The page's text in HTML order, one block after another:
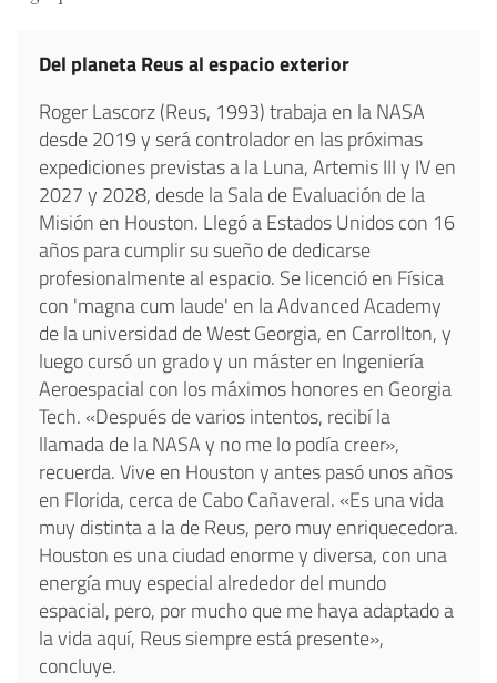
Del planeta Reus al espacio exterior
Roger Lascorz (Reus, 1993) trabaja en la NASA
desde 2019 y será controlador en las próximas
expediciones previstas a la Luna, Artemis III y IV en
2027 y 2028, desde la Sala de Evaluación de la
Misión en Houston. Llegó a Estados Unidos con 16
años para cumplir su sueño de dedicarse
profesionalmente al espacio. Se licenció en Física
con 'magna cum laude' en la Advanced Academy
de la universidad de West Georgia, en Carrollton, y
luego cursó un grado y un máster en Ingeniería
Aeroespacial con los máximos honores en Georgia
Tech. «Después de varios intentos, recibí la
llamada de la NASA y no me lo podía creer»,
recuerda. Vive en Houston y antes pasó unos años
en Florida, cerca de Cabo Cañaveral. «Es una vida
muy distinta a la de Reus, pero muy enriquecedora.
Houston es una ciudad enorme y diversa, con una
energía muy especial alrededor del mundo
espacial, pero, por mucho que me haya adaptado a
la vida aquí, Reus siempre está presente»,
concluye.